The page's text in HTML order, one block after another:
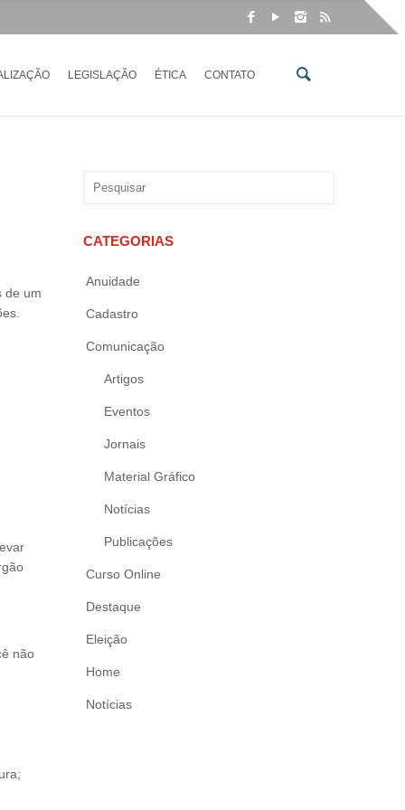
LEGISLAÇÃO ÉTICA CONTATO
de um
não
CATEGORIAS
Anuidade
Cadastro
Comunicação
Artigos
Eventos
Jornais
Material Gráfico
Notícias
Publicações
Curso Online
Destaque
Eleição
Home
Notícias